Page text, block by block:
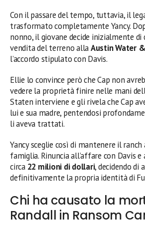
Con il passare del tempo, tuttavia, il
trasformato completamente Yancy.
nonno, il giovane decide inizialmente di
vendita del terreno allaAustin Water
l’accordo stipulato con Davis.
Ellie lo convince però che Cap non
vedere la proprietà finire nelle mani
Staten interviene e gli rivela che Cap
lui e sua madre, pentendosi
li aveva trattati.
Yancy sceglie così di mantenere il
famiglia. Rinuncia all’affare con Davis e
circa 22 milioni di dollari, decidendo di
definitivamente la propria identità di
Chi ha causato la
Randall in Ransom